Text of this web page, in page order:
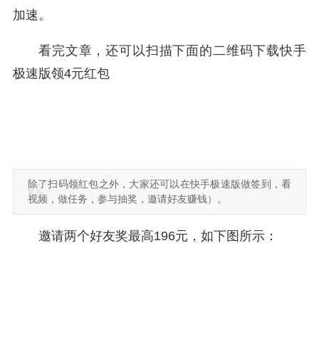
加速。
看完文章，还可以扫描下面的二维码下载快手
极速版领4元红包
除了扫码领红包之外，大家还可以在快手极速版做签到，看
视频，做任务，参与抽奖，邀请好友赚钱）。
邀请两个好友奖最高196元，如下图所示：